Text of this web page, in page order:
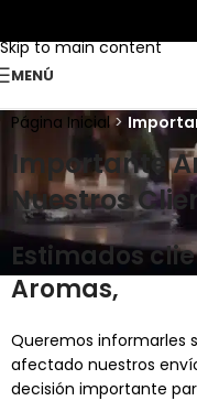
Skip to main content
MENÚ
Página Inicial>
Importante
Nuestros
Estimados
Aromas,
Queremos informarles
afectado nuestros
decisión importante